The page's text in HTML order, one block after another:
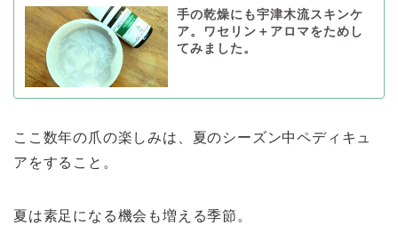
手の乾燥にも宇津木流スキンケ
ア。ワセリン＋アロマをためし
てみました。
ここ数年の爪の楽しみは、夏のシーズン中ペディキュ
アをすること。
夏は素足になる機会も増える季節。